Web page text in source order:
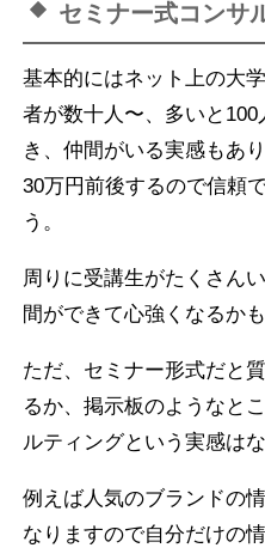
セミナー式コンサ
基本的にはネット上の大
者が数十人〜、多いと
き、仲間がいる実感もあ
30万円前後するので信頼
う。
周りに受講生がたくさん
間ができて心強くなるか
ただ、セミナー形式だと
るか、掲示板のようなと
ルティングという実感は
例えば人気のブランドの
なりますので自分だけの